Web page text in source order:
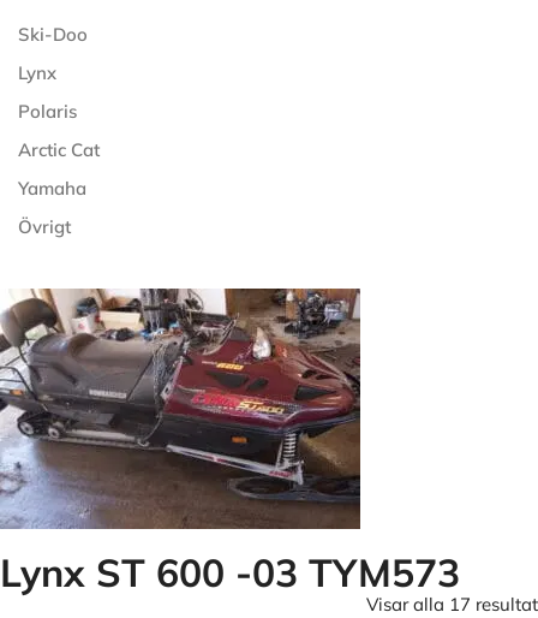
Ski-Doo
Lynx
Polaris
Arctic Cat
Yamaha
Övrigt
Lynx ST 600 -03 TYM573
Visar alla 17 resultat